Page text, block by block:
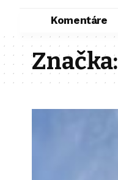
Komentáre
Značka: